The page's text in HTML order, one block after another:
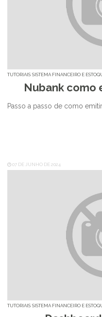
TUTORIAIS SISTEMA FINANCEIRO E
Nubank como
Passo a passo de como
07 DE JUNHO DE 2024
TUTORIAIS SISTEMA FINANCEIRO E